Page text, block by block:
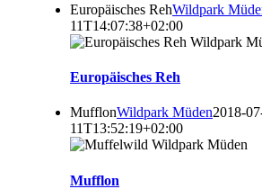
Europäisches RehWildpark
11T14:07:38+02:00
Europäisches Reh
MufflonWildpark Müden2018-
11T13:52:19+02:00
Mufflon